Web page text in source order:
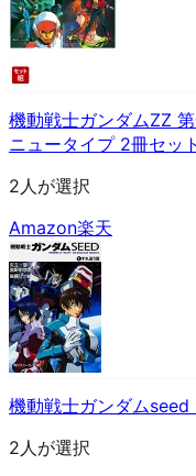
機動戦士ガンダムZZ
ニュータイプ 2冊セット
2人が選択
Amazon楽天
機動戦士ガンダムseed
2人が選択